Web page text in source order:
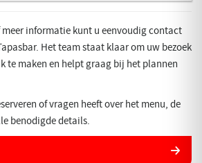
meer informatie kunt u eenvoudig contact
Het team staat klaar om uw bezoek
te maken en helpt graag bij het plannen
of vragen heeft over het menu, de
benodigde details.